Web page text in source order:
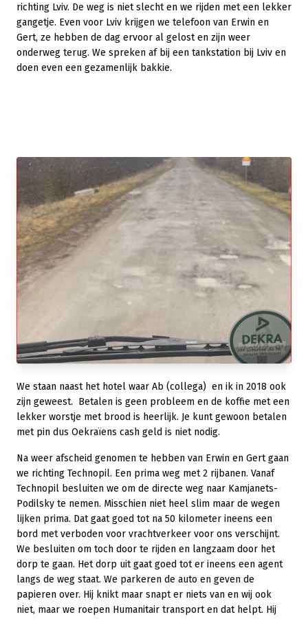
richting Lviv. De weg is niet slecht en we rijden met een lekker
gangetje. Even voor Lviv krijgen we telefoon van Erwin en
Gert, ze hebben de dag ervoor al gelost en zijn weer
onderweg terug. We spreken af bij een tankstation bij Lviv en
doen even een gezamenlijk bakkie.
We staan naast het hotel waar Ab (collega) en ik in 2018 ook
zijn geweest. Betalen is geen probleem en de koffie met een
lekker worstje met brood is heerlijk. Je kunt gewoon betalen
met pin dus Oekraïens cash geld is niet nodig.
Na weer afscheid genomen te hebben van Erwin en Gert gaan
we richting Technopil. Een prima weg met 2 rijbanen. Vanaf
Technopil besluiten we om de directe weg naar Kamjanets-
Podilsky te nemen. Misschien niet heel slim maar de wegen
lijken prima. Dat gaat goed tot na 50 kilometer ineens een
bord met verboden voor vrachtverkeer voor ons verschijnt.
We besluiten om toch door te rijden en langzaam door het
dorp te gaan. Het dorp uit gaat goed tot er ineens een agent
langs de weg staat. We parkeren de auto en geven de
papieren over. Hij knikt maar snapt er niets van en wij ook
niet, maar we roepen Humanitair transport en dat helpt. Hij